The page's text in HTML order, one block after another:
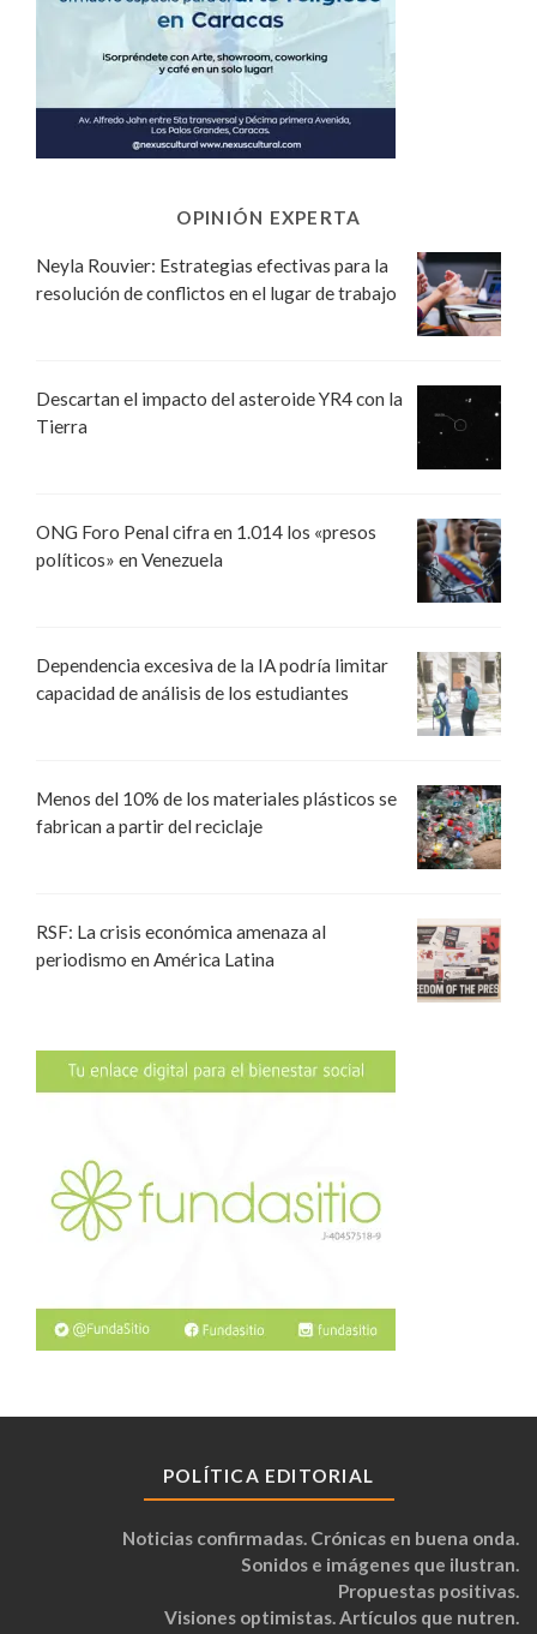
OPINIÓN EXPERTA
Neyla Rouvier: Estrategias efectivas para la
resolución de conflictos en el lugar de trabajo
Descartan el impacto del asteroide YR4 con la
Tierra
ONG Foro Penal cifra en 1.014 los «presos
políticos» en Venezuela
Dependencia excesiva de la IA podría limitar
capacidad de análisis de los estudiantes
Menos del 10% de los materiales plásticos se
fabrican a partir del reciclaje
RSF: La crisis económica amenaza al
periodismo en América Latina
POLÍTICA EDITORIAL
Noticias confirmadas. Crónicas en buena onda.
Sonidos e imágenes que ilustran.
Propuestas positivas.
Visiones optimistas. Artículos que nutren.